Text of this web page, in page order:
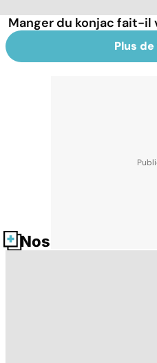
Manger du konjac fait-il
Plus
Nos fiches santé